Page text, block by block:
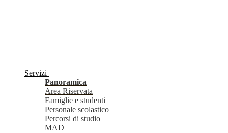
Servizi
Panoramica
Area Riservata
Famiglie e studenti
Personale scolastico
Percorsi di studio
MAD